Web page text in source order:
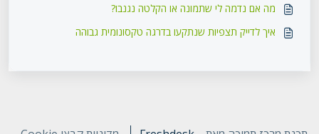
מה אם נדמה לי שתמונה או הקלטה נגנבו?
איך לדייק תצפיות שנתקעו בדרגה טקסונומית גבוהה